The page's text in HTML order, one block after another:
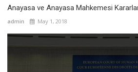
Anayasa ve Anayasa Mahkemesi
admin May 1, 2018